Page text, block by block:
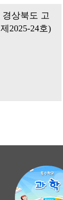
경상북도 고
2025-24호)